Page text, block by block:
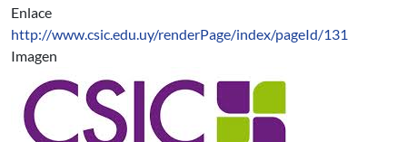
Enlace
http://www.csic.edu.uy/renderPage/index/pageId/131
Imagen